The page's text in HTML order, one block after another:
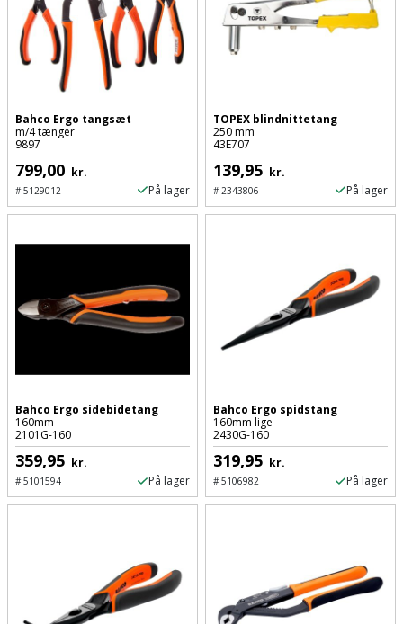
Bahco Ergo tangsæt
m/4 tænger
9897
799,00 kr.
#5129012 På lager
TOPEX blindnittetang
250 mm
43E707
139,95 kr.
#2343806 På lager
Bahco Ergo sidebidetang
160mm
2101G-160
359,95 kr.
#5101594 På lager
Bahco Ergo spidstang
160mm lige
2430G-160
319,95 kr.
#5106982 På lager